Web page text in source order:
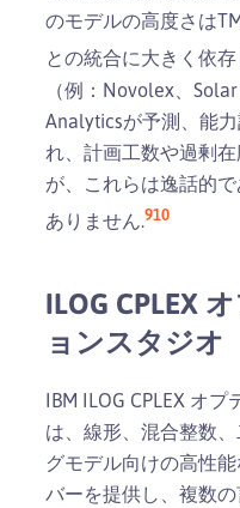
のモデルの高度さは
との統合に大きく依
（例：Novolex、
Analyticsが予測、能
れ、計画工数や過剰
が、これらは逸話的
ありません.910
ILOG CPLEX
ョンスタジオ
IBM ILOG CPLEX オ
は、線形、混合整数
グモデル向けの高性
バーを提供し、複数